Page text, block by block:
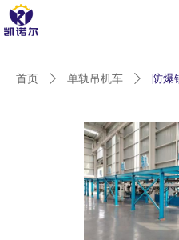
首页 ꄲ 单轨吊机车 ꄲ 防爆